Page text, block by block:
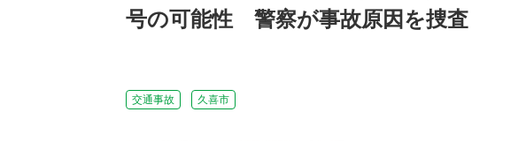
号の可能性 警察が事故原因を捜査
交通事故 久喜市